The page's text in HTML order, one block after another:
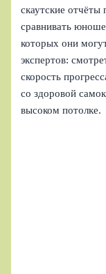
скаутские
сравнивать
которых они
экспертов:
скорость
со здоровой
высоком потолке.